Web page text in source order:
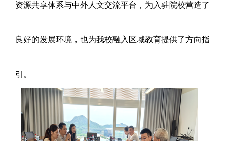
资源共享体系与中外人文交流平台，为入驻院校营造了
良好的发展环境，也为我校融入区域教育提供了方向指
引。